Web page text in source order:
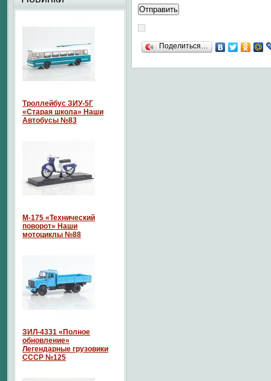
Поделиться…
Троллейбус ЗИУ-5Г
«Старая школа» Наши
Автобусы №83
М-175 «Технический
поворот» Наши
мотоциклы №88
ЗИЛ-4331 «Полное
обновление»
Легендарные грузовики
СССР №125